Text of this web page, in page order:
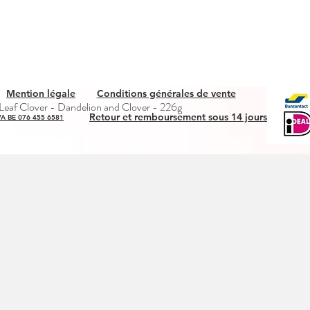
Aperçu rapide
Clover - Dandelion and Clover - 226g
Mention légale
Conditions générales de vente
Retour et remboursement sous 14 jours
BE 076 455 6581